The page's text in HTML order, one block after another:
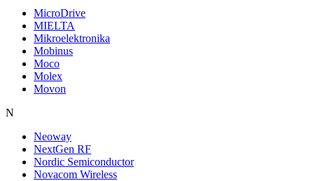
MicroDrive
MIELTA
Mikroelektronika
Mobinus
Moco
Molex
Movon
N
Neoway
NextGen RF
Nordic Semiconductor
Novacom Wireless